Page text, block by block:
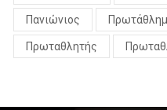
Πανιώνιος
Πρωταθλητής